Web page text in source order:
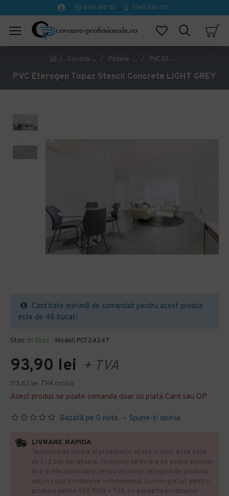
0314 100 110 0740 230 170
Covorase Profesionale Podele PVC, LVT, Linoleum PVC Eterogen Topaz Stencil Concrete LIGHT GREY
PVC Eterogen Topaz Stencil Concrete LIGHT GREY
Stoc: În Stoc Model: PCF24247
Bazată pe 0 note. - Spune-ţi opinia
93,90 lei + TVA
113,62 lei TVA inclus
Acest produs se poate comanda doar cu plata Card sau OP
Cantitate minimă de comandat pentru acest produs
este de 48 bucati
LIVRARE RAPIDA
Termenul de livrare al produselor aflate in stoc este este
de 1- 3 zile lucratoare. Termenul de livrare se poate extinde
la 4-5 zile lucratoare pentru anumite categorii de produse
sau in cazul produselor voluminoase. Livram gratuit pentru
produse peste 550 RON + TVA, cu exceptia produselor